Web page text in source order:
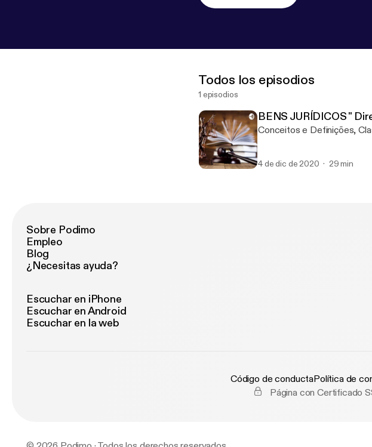
Todos los episodios
1 episodios
BENS JURÍDICOS "
Conceitos e Definições,
4 de dic de 2020 29 min
Sobre Podimo
Empleo
Blog
¿Necesitas ayuda?
Escuchar en iPhone
Escuchar en Android
Escuchar en la web
Código de conductaPolítica de
Página con Certificado